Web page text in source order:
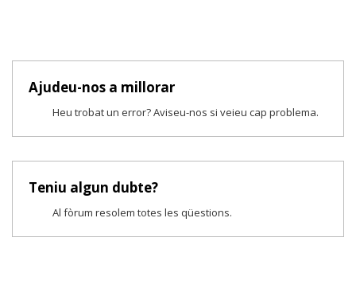
Ajudeu-nos a millorar
Heu trobat un error? Aviseu-nos si veieu cap problema.
Teniu algun dubte?
Al fòrum resolem totes les qüestions.